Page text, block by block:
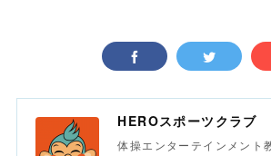
HEROスポーツクラブ
体操エンターテインメント